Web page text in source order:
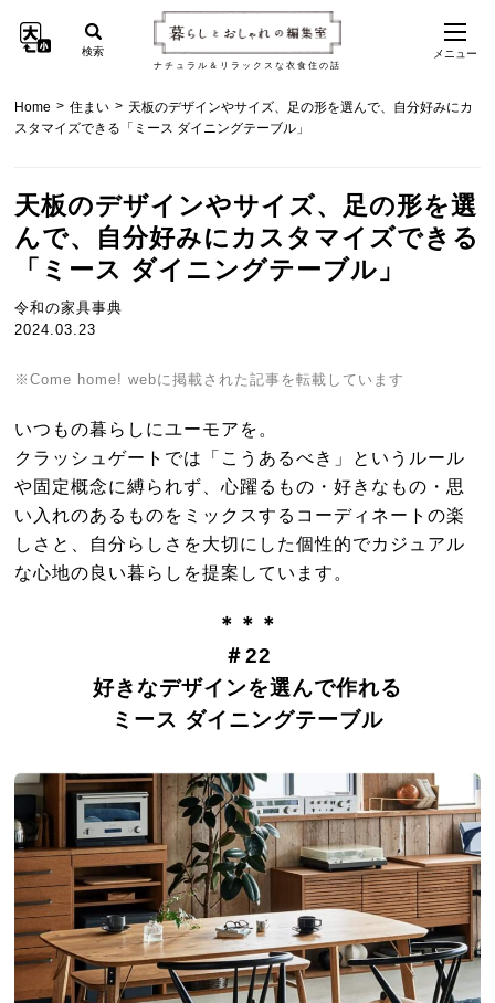
ナチュラル＆リラックスな衣食住の話
検索 メニュー
Home > 住まい > 天板のデザインやサイズ、足の形を選んで、自分好みにカ
スタマイズできる「ミース ダイニングテーブル」
天板のデザインやサイズ、足の形を選
んで、自分好みにカスタマイズできる
「ミース ダイニングテーブル」
令和の家具事典
2024.03.23
※Come home! webに掲載された記事を転載しています
いつもの暮らしにユーモアを。
クラッシュゲートでは「こうあるべき」というルール
や固定概念に縛られず、心躍るもの・好きなもの・思
い入れのあるものをミックスするコーディネートの楽
しさと、自分らしさを大切にした個性的でカジュアル
な心地の良い暮らしを提案しています。
＊＊＊
＃22
好きなデザインを選んで作れる
ミース ダイニングテーブル